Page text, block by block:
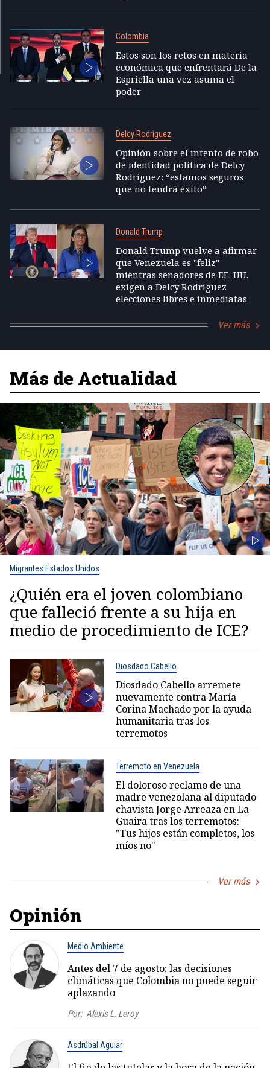
Colombia
Estos son los retos en materia
económica que enfrentará De la
Espriella una vez asuma el
poder
Delcy Rodríguez
Opinión sobre el intento de robo
de identidad política de Delcy
Rodríguez: “estamos seguros
que no tendrá éxito”
Donald Trump
Donald Trump vuelve a afirmar
que Venezuela es "feliz"
mientras senadores de EE. UU.
exigen a Delcy Rodríguez
elecciones libres e inmediatas
Ver más
Más de Actualidad
Migrantes Estados Unidos
¿Quién era el joven colombiano
que falleció frente a su hija en
medio de procedimiento de ICE?
Diosdado Cabello
Diosdado Cabello arremete
nuevamente contra María
Corina Machado por la ayuda
humanitaria tras los
terremotos
Terremoto en Venezuela
El doloroso reclamo de una
madre venezolana al diputado
chavista Jorge Arreaza en La
Guaira tras los terremotos:
"Tus hijos están completos, los
míos no"
Ver más
Opinión
Medio Ambiente
Antes del 7 de agosto: las decisiones
climáticas que Colombia no puede seguir
aplazando
Por: Alexis L. Leroy
Asdrúbal Aguiar